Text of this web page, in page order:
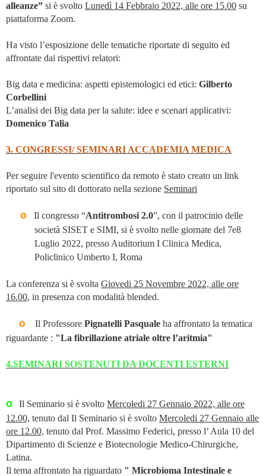
alleanze” si è svolto Lunedì 14 Febbraio 2022, alle ore 15.00 su
piattaforma Zoom.
Ha visto l’esposizione delle tematiche riportate di seguito ed
affrontate dai rispettivi relatori:
Big data e medicina: aspetti epistemologici ed etici: Gilberto
Corbellini
L’analisi dei Big data per la salute: idee e scenari applicativi:
Domenico Talia
3. CONGRESSI/ SEMINARI ACCADEMIA MEDICA
Per seguire l'evento scientifico da remoto è stato creato un link
riportato sul sito di dottorato nella sezione Seminari
o Il congresso “Antitrombosi 2.0”, con il patrocinio delle
società SISET e SIMI, si è svolto nelle giornate del 7e8
Luglio 2022, presso Auditorium I Clinica Medica,
Policlinico Umberto I, Roma
La conferenza si è svolta Giovedi 25 Novembre 2022, alle ore
16.00, in presenza con modalità blended.
o Il Professore Pignatelli Pasquale ha affrontato la tematica
riguardante : "La fibrillazione atriale oltre l’aritmia"
4.SEMINARI SOSTENUTI DA DOCENTI ESTERNI
o Il Seminario si è svolto Mercoledi 27 Gennaio 2022, alle ore
12.00, tenuto dal Il Seminario si è svolto Mercoledi 27 Gennaio alle
ore 12.00, tenuto dal Prof. Massimo Federici, presso l’ Aula 10 del
Dipartimento di Scienze e Biotecnologie Medico-Chirurgiche,
Latina.
Il tema affrontato ha riguardato " Microbioma Intestinale e